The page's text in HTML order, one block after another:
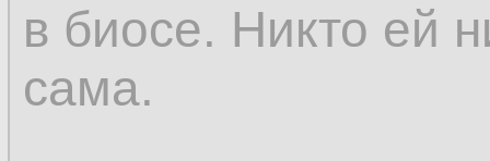
в биосе. Никто ей
сама.